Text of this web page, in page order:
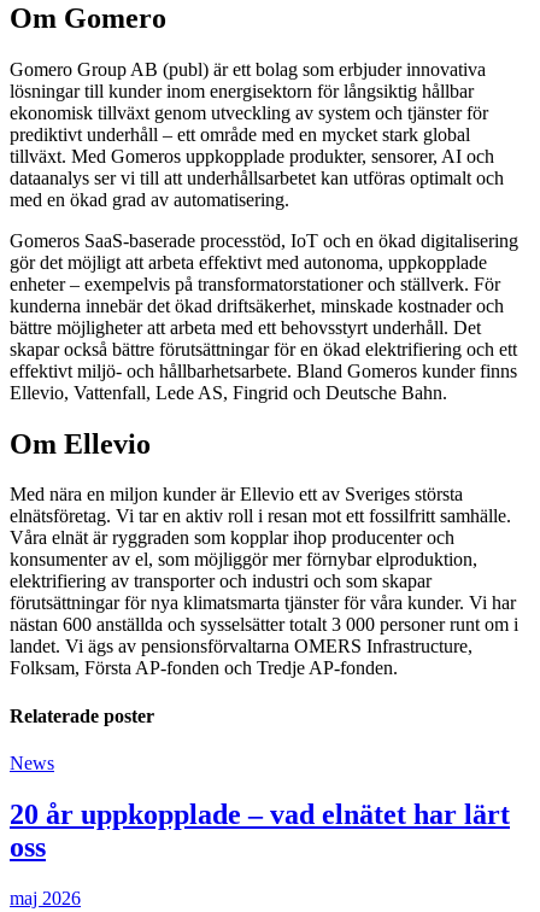
Om Gomero
Gomero Group AB (publ) är ett bolag som erbjuder innovativa
lösningar till kunder inom energisektorn för långsiktig hållbar
ekonomisk tillväxt genom utveckling av system och tjänster för
prediktivt underhåll – ett område med en mycket stark global
tillväxt. Med Gomeros uppkopplade produkter, sensorer, AI och
dataanalys ser vi till att underhållsarbetet kan utföras optimalt och
med en ökad grad av automatisering.
Gomeros SaaS-baserade processtöd, IoT och en ökad digitalisering
gör det möjligt att arbeta effektivt med autonoma, uppkopplade
enheter – exempelvis på transformatorstationer och ställverk. För
kunderna innebär det ökad driftsäkerhet, minskade kostnader och
bättre möjligheter att arbeta med ett behovsstyrt underhåll. Det
skapar också bättre förutsättningar för en ökad elektrifiering och ett
effektivt miljö- och hållbarhetsarbete. Bland Gomeros kunder finns
Ellevio, Vattenfall, Lede AS, Fingrid och Deutsche Bahn.
Om Ellevio
Med nära en miljon kunder är Ellevio ett av Sveriges största
elnätsföretag. Vi tar en aktiv roll i resan mot ett fossilfritt samhälle.
Våra elnät är ryggraden som kopplar ihop producenter och
konsumenter av el, som möjliggör mer förnybar elproduktion,
elektrifiering av transporter och industri och som skapar
förutsättningar för nya klimatsmarta tjänster för våra kunder. Vi har
nästan 600 anställda och sysselsätter totalt 3 000 personer runt om i
landet. Vi ägs av pensionsförvaltarna OMERS Infrastructure,
Folksam, Första AP-fonden och Tredje AP-fonden.
Relaterade poster
News
20 år uppkopplade – vad elnätet har lärt
oss
maj 2026